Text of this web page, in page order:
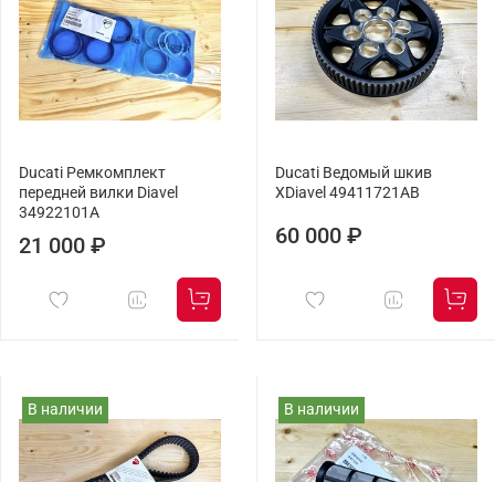
Ducati Ремкомплект
передней вилки Diavel
34922101A
21 000 ₽
Ducati Ведомый шкив
XDiavel 49411721AB
60 000 ₽
В наличии В наличии